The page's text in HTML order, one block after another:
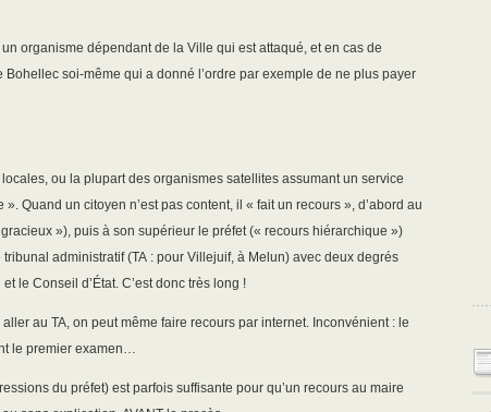
organisme dépendant de la Ville qui est attaqué, et en cas de
Bohellec soi-même qui a donné l’ordre par exemple de ne plus payer
ou la plupart des organismes satellites assumant un service
Quand un citoyen n’est pas content, il « fait un recours », d’abord au
»), puis à son supérieur le préfet (« recours hiérarchique »)
administratif (TA : pour Villejuif, à Melun) avec deux degrés
le Conseil d’État. C’est donc très long !
au TA, on peut même faire recours par internet. Inconvénient : le
le premier examen…
du préfet) est parfois suffisante pour qu’un recours au maire